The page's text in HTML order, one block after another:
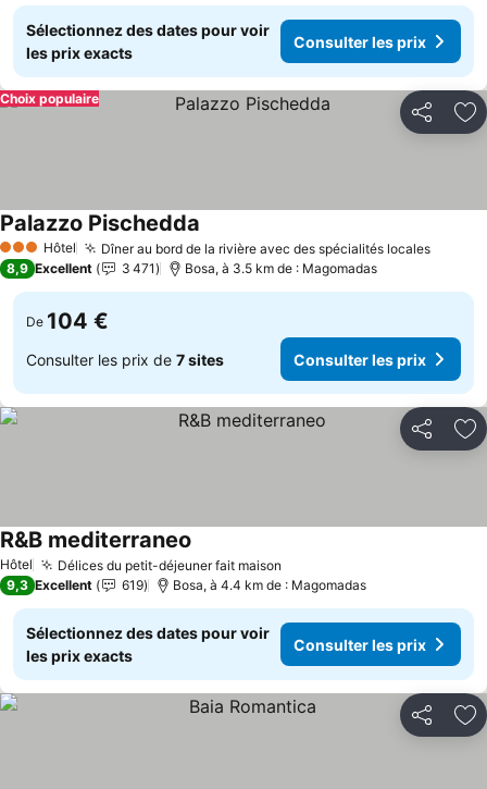
Sélectionnez des dates pour voir
les prix exacts
Consulter les prix
Partager
Choix populaire
3 ÉtoilesHôtel Dîner au bord de la rivière avec des spécialités locales
Palazzo Pischedda
8,9 Excellent 3 471 Bosa, à 3.5 km de : Magomadas
De 104 €
Consulter les prix de 7 sites Consulter les prix
Partager
Hôtel Délices du petit-déjeuner fait maison
R&B mediterraneo
9,3 Excellent 619 Bosa, à 4.4 km de : Magomadas
Sélectionnez des dates pour voir
les prix exacts
Consulter les prix
Partager